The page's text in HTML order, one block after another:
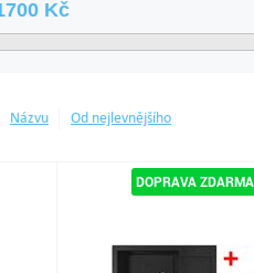
Názvu Od nejlevnějšího